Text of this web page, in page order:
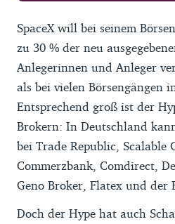
SpaceX will bei seinem
zu 30 % der neu
Anlegerinnen und Anleger
als bei vielen Börsengängen
Entsprechend groß ist der
Brokern: In Deutschland
bei Trade Republic, Scalable
Commerzbank, Comdirect,
Geno Broker, Flatex und der
Doch der Hype hat auch